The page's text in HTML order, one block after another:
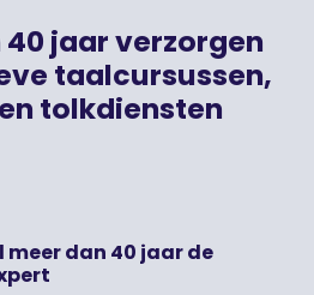
jaar verzorgen
taalcursussen,
tolkdiensten
meer dan 40 jaar de